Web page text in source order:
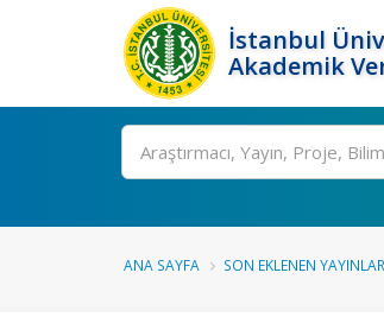
İstanbul
Akademik
Ara
ANA SAYFA SON EKLENEN YAYINLAR